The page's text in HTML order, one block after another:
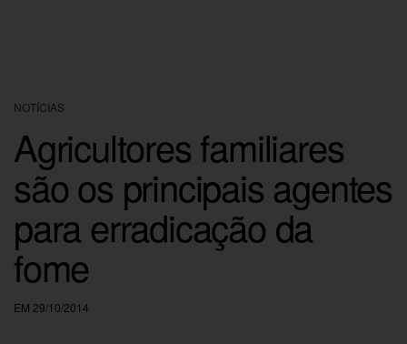
NOTÍCIAS
Agricultores familiares
são os principais agentes
para erradicação da
fome
EM 29/10/2014